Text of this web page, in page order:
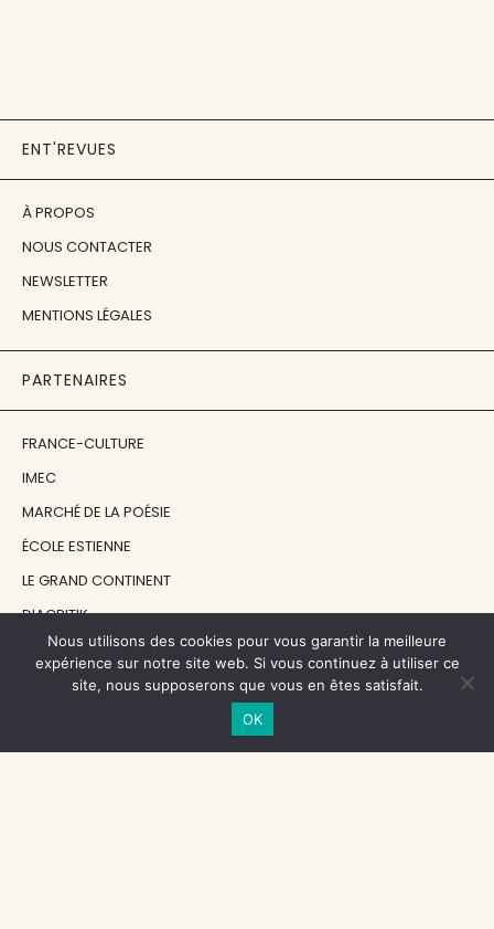
ENT'REVUES
À PROPOS
NOUS CONTACTER
NEWSLETTER
MENTIONS LÉGALES
PARTENAIRES
FRANCE-CULTURE
IMEC
MARCHÉ DE LA POÉSIE
ÉCOLE ESTIENNE
LE GRAND CONTINENT
DIACRITIK
EN ATTENDANT NADEAU
Nous utilisons des cookies pour vous garantir la meilleure
expérience sur notre site web. Si vous continuez à utiliser ce
site, nous supposerons que vous en êtes satisfait.
OK